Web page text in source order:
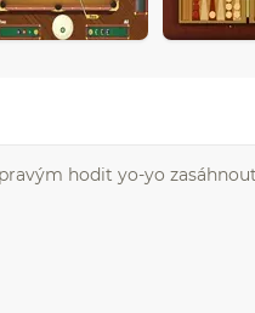
hodit yo-yo